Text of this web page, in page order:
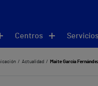
Centros
Actualidad Maite García